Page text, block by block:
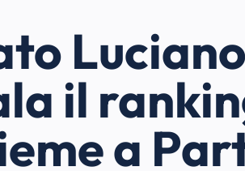
Luciano
il
a